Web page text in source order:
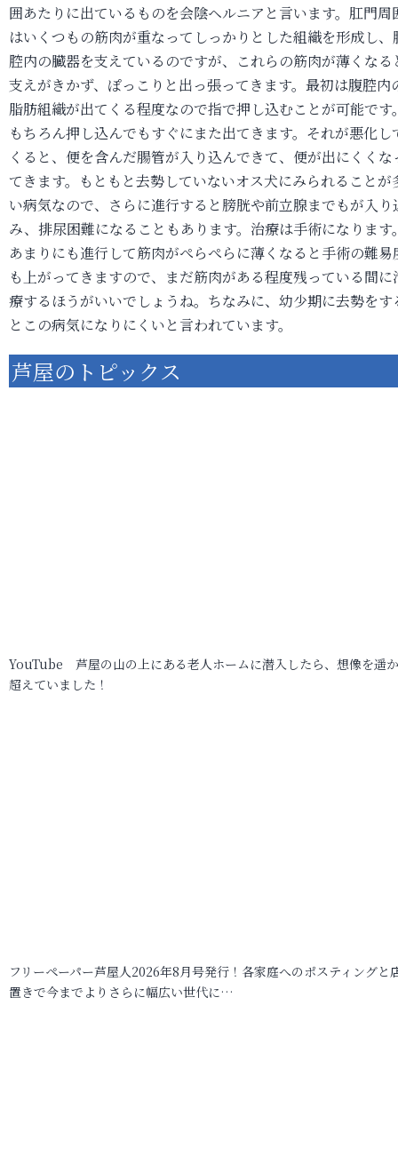
囲あたりに出ているものを会陰ヘルニアと言います。肛門周
はいくつもの筋肉が重なってしっかりとした組織を形成し、
腔内の臓器を支えているのですが、これらの筋肉が薄くなる
支えがきかず、ぽっこりと出っ張ってきます。最初は腹腔内
脂肪組織が出てくる程度なので指で押し込むことが可能です
もちろん押し込んでもすぐにまた出てきます。それが悪化し
くると、便を含んだ腸管が入り込んできて、便が出にくくな
てきます。もともと去勢していないオス犬にみられることが
い病気なので、さらに進行すると膀胱や前立腺までもが入り
み、排尿困難になることもあります。治療は手術になります
あまりにも進行して筋肉がぺらぺらに薄くなると手術の難易
も上がってきますので、まだ筋肉がある程度残っている間に
療するほうがいいでしょうね。ちなみに、幼少期に去勢をす
とこの病気になりにくいと言われています。
芦屋のトピックス
YouTube 芦屋の山の上にある老人ホームに潜入したら、想像を遥
超えていました！
フリーペーパー芦屋人2026年8月号発行！各家庭へのポスティングと
置きで今までよりさらに幅広い世代に…